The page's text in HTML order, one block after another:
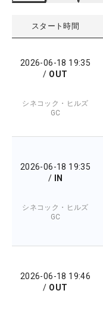
スタート時間
2026-06-18 19:35
/ OUT
シネコック・ヒルズ
GC
2026-06-18 19:35
/
IN
シネコック・ヒルズ
GC
2026-06-18 19:46
/ OUT